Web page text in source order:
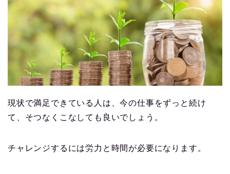
現状で満足できている人は、今の仕事をずっと続け
て、そつなくこなしても良いでしょう。
チャレンジするには労力と時間が必要になります。